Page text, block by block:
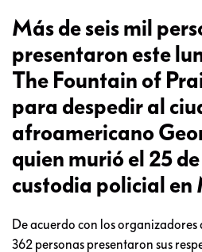
Más de seis mil
presentaron este
The Fountain of
para despedir al
afroamericano
quien murió el 25
custodia policial en
De acuerdo con los organizadores
362 personas presentaron sus